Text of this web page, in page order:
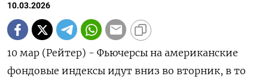
10.03.2026
10 мар (Рейтер) - Фьючерсы на американские
фондовые индексы ‌идут вниз во вторник, в то ​